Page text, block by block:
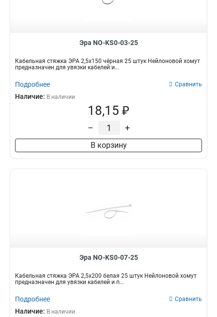
Эра NO-KS0-03-25
Кабельная стяжка ЭРА 2,5х150 чёрная 25 штук Нейлоновой хомут
предназначен для увязки кабелей и...
Подробнее Сравнить
Наличие: В наличии
18,15 ₽
– +
В корзину
Эра NO-KS0-07-25
Кабельная стяжка ЭРА 2,5х200 белая 25 штук Нейлоновой хомут
предназначен для увязки кабелей и п...
Подробнее Сравнить
Наличие: В наличии